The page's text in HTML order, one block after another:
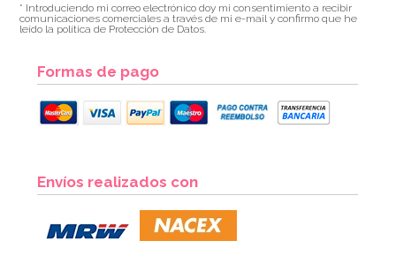
54,40€ 50,04€
* Introduciendo mi correo electrónico doy mi consentimiento a recibir
comunicaciones comerciales a través de mi e-mail y confirmo que he
leído la política de Protección de Datos.
Formas de pago
Envíos realizados con